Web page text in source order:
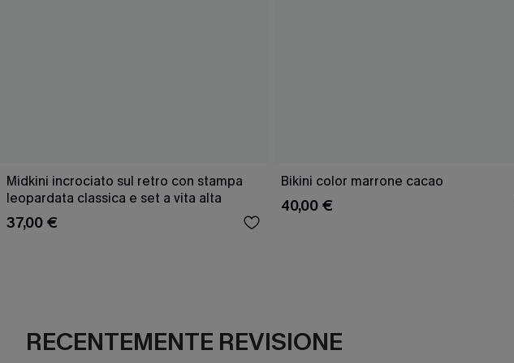
Midkini incrociato sul retro con stampa
leopardata classica e set a vita alta
37,00 €
Bikini color marrone cacao
40,00 €
RECENTEMENTE REVISIONE